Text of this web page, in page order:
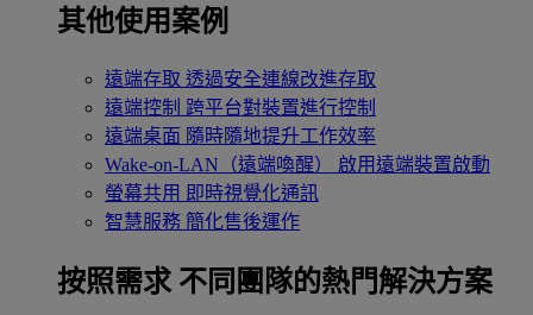
其他使用案例
遠端存取 透過安全連線改進存取
遠端控制 跨平台對裝置進行控制
遠端桌面 隨時隨地提升工作效率
Wake-on-LAN（遠端喚醒）
啟用遠端裝置啟動
螢幕共用 即時視覺化通訊
智慧服務 簡化售後運作
按照需求 不同團隊的熱門解決方案